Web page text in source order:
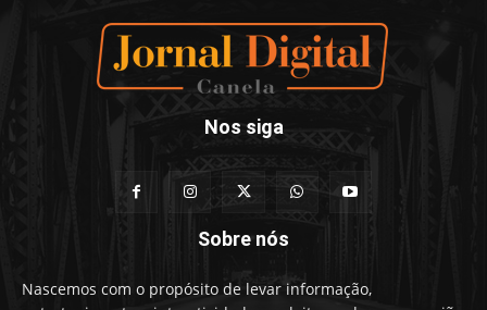
Nos siga
Sobre nós
Nascemos com o propósito de levar informação,